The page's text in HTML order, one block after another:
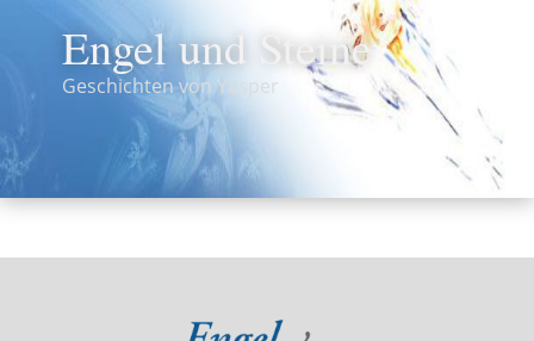
Engel und Steine
Geschichten von Yasper